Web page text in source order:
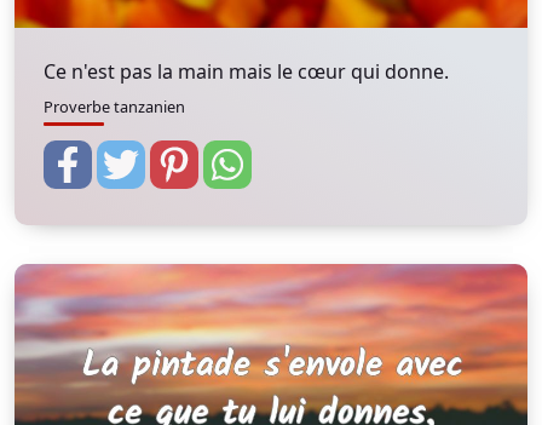
Ce n'est pas la main mais le cœur qui donne.
Proverbe tanzanien